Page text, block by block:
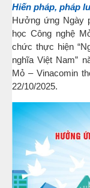
Hiến pháp, pháp
Hưởng ứng Ngày
học Công nghệ
chức thực hiện
nghĩa Việt Nam”
Mỏ – Vinacomin
22/10/2025.